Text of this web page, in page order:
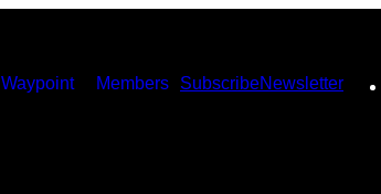
Waypoint Members SubscribeNewsletter